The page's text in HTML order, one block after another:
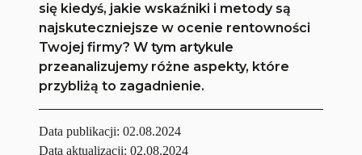
się kiedyś, jakie wskaźniki i metody są
najskuteczniejsze w ocenie rentowności
Twojej firmy? W tym artykule
przeanalizujemy różne aspekty, które
przybliżą to zagadnienie.
Data publikacji:02.08.2024
Data aktualizacji: 02.08.2024